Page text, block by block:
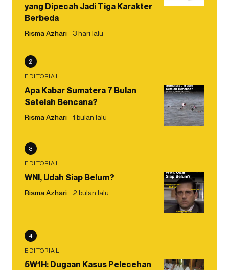
yang Dipecah Jadi Tiga Karakter
Berbeda
Risma Azhari 3 hari lalu
2
EDITORIAL
Apa Kabar Sumatera 7 Bulan
Setelah Bencana?
Risma Azhari 1 bulan lalu
3
EDITORIAL
WNI, Udah Siap Belum?
Risma Azhari 2 bulan lalu
4
EDITORIAL
5W1H: Dugaan Kasus Pelecehan